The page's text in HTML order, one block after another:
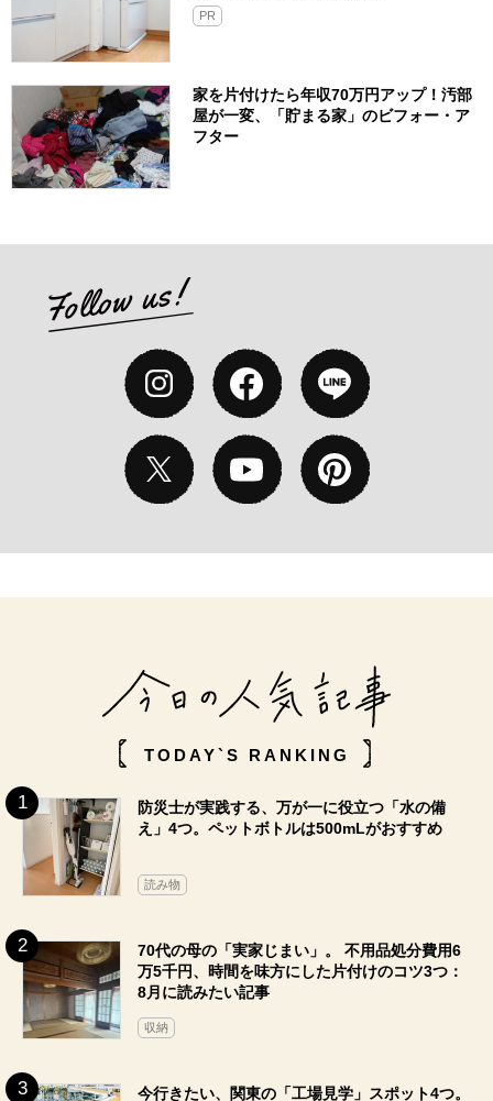
PR
家を片付けたら年収70万円アップ！汚部
屋が一変、「貯まる家」のビフォー・ア
フター
TODAY`S RANKING
防災士が実践する、万が一に役立つ「水の備
え」4つ。ペットボトルは500mLがおすすめ
読み物
70代の母の「実家じまい」。 不用品処分費用6
万5千円、時間を味方にした片付けのコツ3つ：
8月に読みたい記事
収納
今行きたい、関東の「工場見学」スポット4つ。